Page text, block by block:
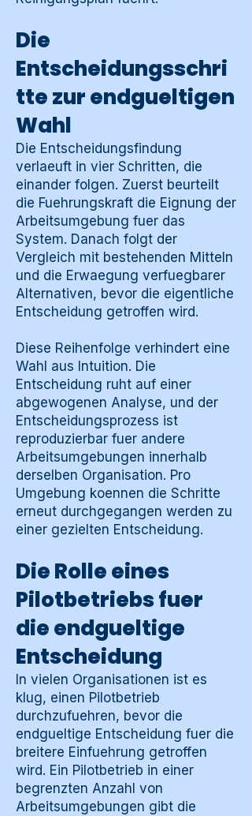
Die
Entscheidungsschri
tte zur endgueltigen
Wahl
Die Entscheidungsfindung
verlaeuft in vier Schritten, die
einander folgen. Zuerst beurteilt
die Fuehrungskraft die Eignung der
Arbeitsumgebung fuer das
System. Danach folgt der
Vergleich mit bestehenden Mitteln
und die Erwaegung verfuegbarer
Alternativen, bevor die eigentliche
Entscheidung getroffen wird.
Diese Reihenfolge verhindert eine
Wahl aus Intuition. Die
Entscheidung ruht auf einer
abgewogenen Analyse, und der
Entscheidungsprozess ist
reproduzierbar fuer andere
Arbeitsumgebungen innerhalb
derselben Organisation. Pro
Umgebung koennen die Schritte
erneut durchgegangen werden zu
einer gezielten Entscheidung.
Die Rolle eines
Pilotbetriebs fuer
die endgueltige
Entscheidung
In vielen Organisationen ist es
klug, einen Pilotbetrieb
durchzufuehren, bevor die
endgueltige Entscheidung fuer die
breitere Einfuehrung getroffen
wird. Ein Pilotbetrieb in einer
begrenzten Anzahl von
Arbeitsumgebungen gibt die